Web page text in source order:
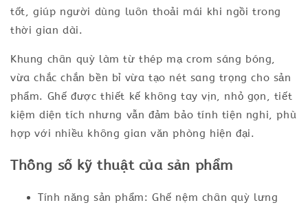
tốt, giúp người dùng luôn thoải mái khi ngồi trong
thời gian dài.
Khung chân quỳ làm từ thép mạ crom sáng bóng,
vừa chắc chắn bền bỉ vừa tạo nét sang trọng cho sản
phẩm. Ghế được thiết kế không tay vịn, nhỏ gọn, tiết
kiệm diện tích nhưng vẫn đảm bảo tính tiện nghi, phù
hợp với nhiều không gian văn phòng hiện đại.
Thông số kỹ thuật của sản phẩm
Tính năng sản phẩm: Ghế nệm chân quỳ lưng